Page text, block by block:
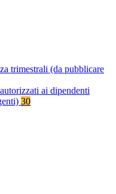
trimestrali (da pubblicare
ai dipendenti
30